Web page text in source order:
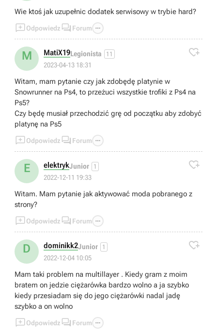
Wie ktoś jak uzupełnic dodatek serwisowy w trybie hard?
Odpowiedz  Forum 
M MatiX19Legionista 11
2023-04-13 18:31

Witam, mam pytanie czy jak zdobędę platynie w
Snowrunner na Ps4, to przeżuci wszystkie trofiki z Ps4 na
Ps5?
Czy będę musiał przechodzić grę od początku aby zdobyć
platynę na Ps5
Odpowiedz  Forum 
E elektrykJunior 1
2022-12-11 19:33

Witam. Mam pytanie jak aktywować moda pobranego z
strony?
Odpowiedz  Forum 
D dominikk2Junior 1
2022-12-04 10:05

Mam taki problem na multillayer . Kiedy gram z moim
bratem on jedzie ciężarówka bardzo wolno a ja szybko
kiedy przesiadam się do jego ciężarówki nadal jadę
szybko a on wolno
Odpowiedz  Forum 